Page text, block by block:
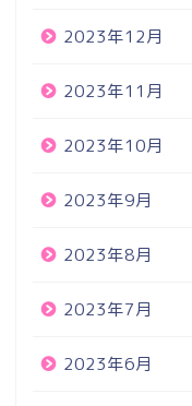
2023年12月
2023年11月
2023年10月
2023年9月
2023年8月
2023年7月
2023年6月